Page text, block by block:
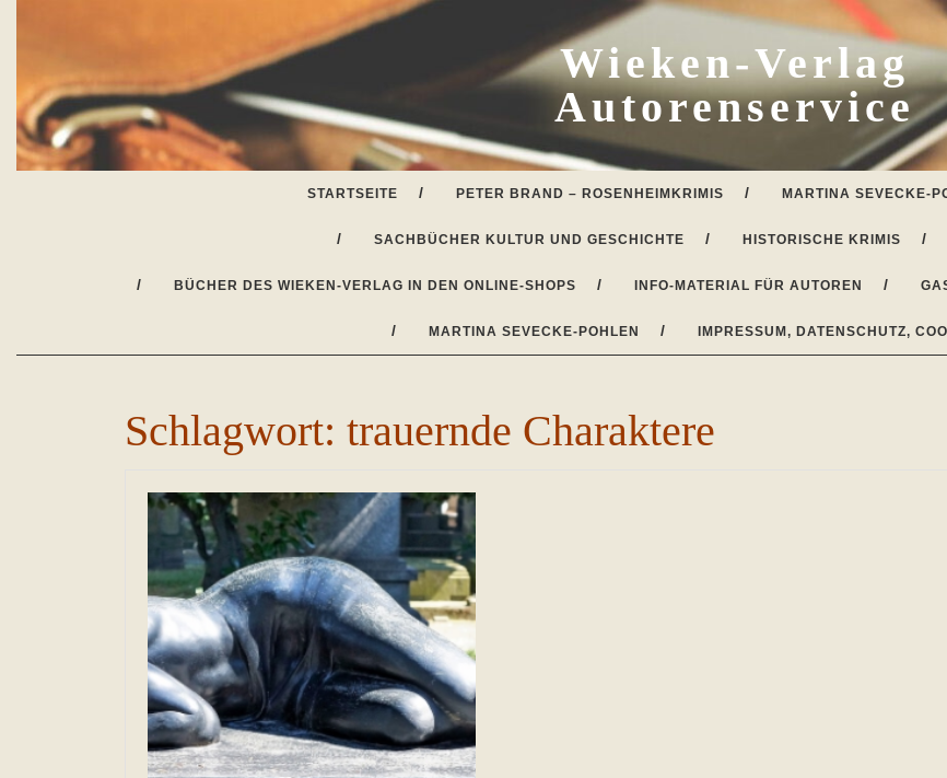
Wieken-Verlag
Autorenservice
STARTSEITE PETER BRAND – ROSENHEIMKRIMIS MARTINA SEVECKE-
SACHBÜCHER KULTUR UND GESCHICHTE HISTORISCHE KRIMIS
BÜCHER DES WIEKEN-VERLAG IN DEN ONLINE-SHOPS INFO-MATERIAL FÜR AUTOREN
MARTINA SEVECKE-POHLEN IMPRESSUM, DATENSCHUTZ,
Schlagwort: trauernde Charaktere